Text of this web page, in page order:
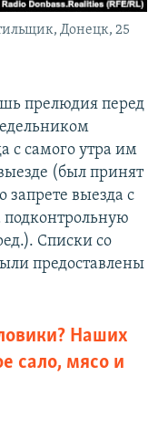
Донецк, 25
прелюдия перед
с самого утра им
(был принят
запрете выезда с
Списки со
предоставлены
Наших
сало, мясо и